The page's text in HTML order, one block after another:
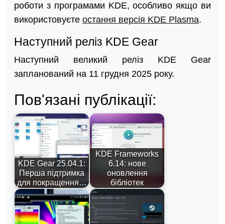
роботи з програмами KDE, особливо якщо ви
використовуєте остання версія KDE Plasma.
Наступний реліз KDE Gear
Наступний великий реліз KDE Gear
запланований на 11 грудня 2025 року.
Пов'язані публікації:
KDE Gear 25.04.1:
Перша підтримка
для покращення…
KDE Frameworks
6.14: нове
оновлення
бібліотек